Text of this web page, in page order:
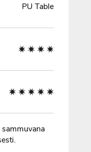
PU Table